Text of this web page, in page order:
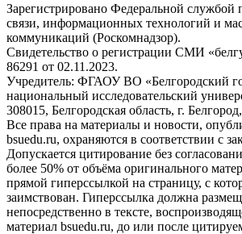
Зарегистрировано Федеральной службой
связи, информационных технологий и
коммуникаций (Роскомнадзор).
Свидетельство о регистрации СМИ
86291 от 02.11.2023.
Учредитель: ФГАОУ ВО «Белгородский
национальный исследовательский
308015, Белгородская область, г.
Все права на материалы и новости,
bsuedu.ru, охраняются в соответствии с
Допускается цитирование без
более 50% от объёма оригинального
прямой гиперссылкой на страницу, с
заимствован. Гиперссылка должна
непосредственно в тексте,
материал bsuedu.ru, до или после